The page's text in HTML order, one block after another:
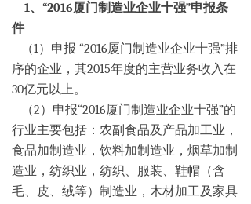
1、“2016厦门制造业企业十强”申报条
件
（1）申报 “2016厦门制造业企业十强”排
序的企业，其2015年度的主营业务收入在
30亿元以上。
（2）申报“2016厦门制造业企业十强”的
行业主要包括：农副食品及产品加工业，
食品加制造业，饮料加制造业，烟草加制
造业，纺织业，纺织、服装、鞋帽（含
毛、皮、绒等）制造业，木材加工及家具